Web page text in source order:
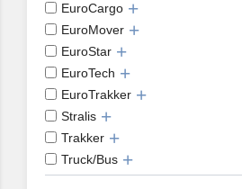
EuroCargo
EuroMover
EuroStar
EuroTech
EuroTrakker
Stralis
Trakker
Truck/Bus